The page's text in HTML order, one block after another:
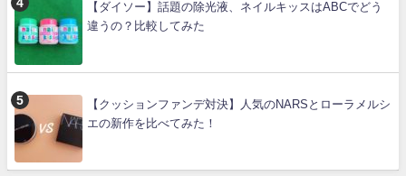
【ダイソー】話題の除光液、ネイルキッスはABCでどう
違うの？比較してみた
【クッションファンデ対決】人気のNARSとローラメルシ
エの新作を比べてみた！